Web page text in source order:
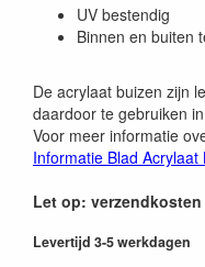
UV bestendig
Binnen en buiten
De acrylaat buizen zijn
daardoor te gebruiken
Voor meer informatie
Informatie Blad Acrylaat
Let op:
Levertijd 3-5 werkdagen